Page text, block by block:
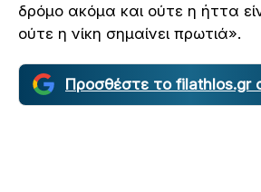
δρόμο ακόμα και ούτε η ήττα
ούτε η νίκη σημαίνει πρωτιά».
Προσθέστε το filathlos.gr